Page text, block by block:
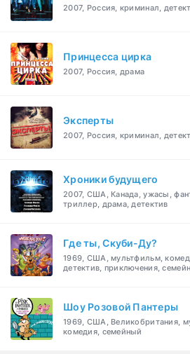
2007, Россия, криминал,
Принцесса цирка
2007, Россия, драма
Эксперты
2007, Россия, криминал,
Хроники будущего
2007, США, Канада, ужасы,
триллер, драма, детектив
Где ты, Скуби-Ду?
1969, США, мультфильм,
детектив, приключения,
Шоу Розовой Пантеры
1969, США, Великобритания,
комедия, семейный